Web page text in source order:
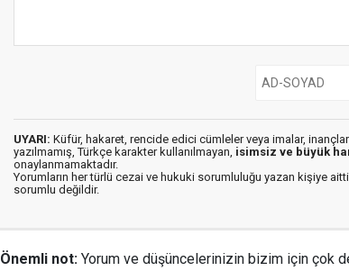
UYARI: Küfür, hakaret, rencide edici cümleler veya imalar,
yazılmamış, Türkçe karakter kullanılmayan, isimsiz ve büyük
onaylanmamaktadır.
Yorumların her türlü cezai ve hukuki sorumluluğu yazan kişiye
sorumlu değildir.
Önemli not: Yorum ve düşüncelerinizin bizim için çok